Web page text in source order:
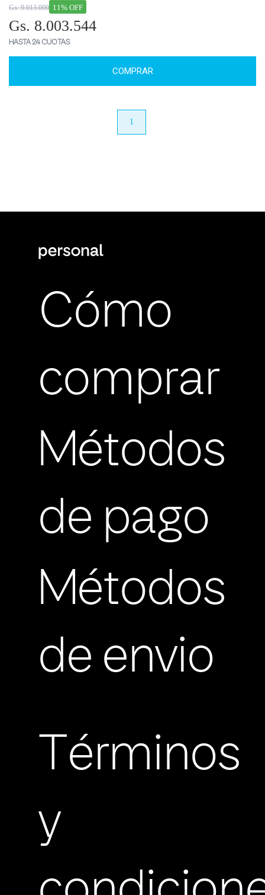
11% OFF
Gs. 9.013.000
Gs. 8.003.544
HASTA 24 CUOTAS
COMPRAR
1
Cómo
comprar
Métodos
de pago
Métodos
de envio
Términos
y